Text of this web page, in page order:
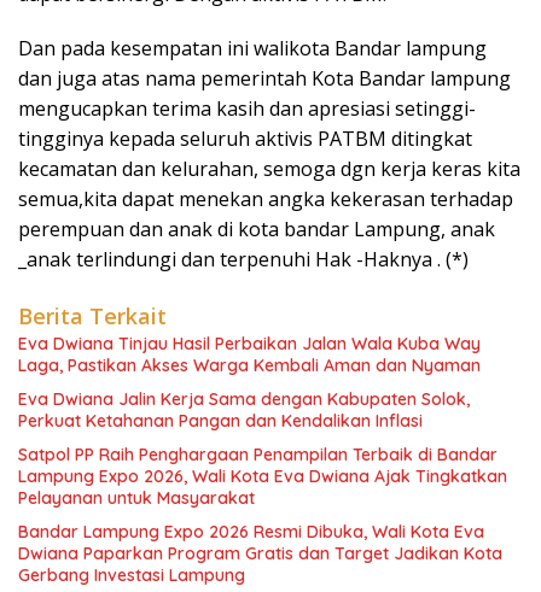
Dan pada kesempatan ini walikota Bandar lampung
dan juga atas nama pemerintah Kota Bandar lampung
mengucapkan terima kasih dan apresiasi setinggi-
tingginya kepada seluruh aktivis PATBM ditingkat
kecamatan dan kelurahan, semoga dgn kerja keras kita
semua,kita dapat menekan angka kekerasan terhadap
perempuan dan anak di kota bandar Lampung, anak
_anak terlindungi dan terpenuhi Hak -Haknya . (*)
Berita Terkait
Eva Dwiana Tinjau Hasil Perbaikan Jalan Wala Kuba Way
Laga, Pastikan Akses Warga Kembali Aman dan Nyaman
Eva Dwiana Jalin Kerja Sama dengan Kabupaten Solok,
Perkuat Ketahanan Pangan dan Kendalikan Inflasi
Satpol PP Raih Penghargaan Penampilan Terbaik di Bandar
Lampung Expo 2026, Wali Kota Eva Dwiana Ajak Tingkatkan
Pelayanan untuk Masyarakat
Bandar Lampung Expo 2026 Resmi Dibuka, Wali Kota Eva
Dwiana Paparkan Program Gratis dan Target Jadikan Kota
Gerbang Investasi Lampung